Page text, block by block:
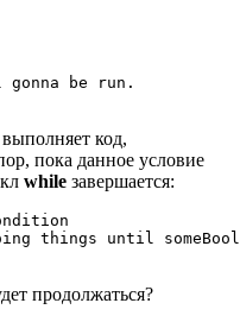
gonna be run.
выполняет код,
пока данное условие
while завершается:
things until
продолжаться?